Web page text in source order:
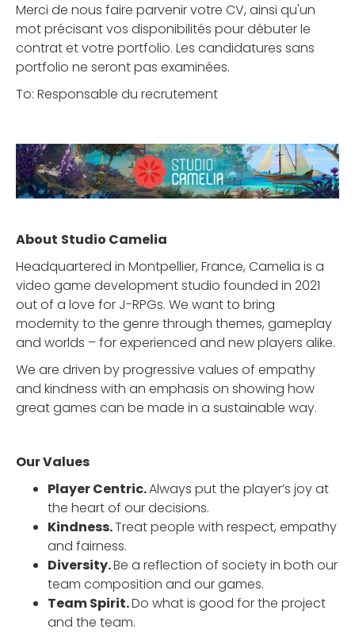
Merci de nous faire parvenir votre CV, ainsi qu'un
mot précisant vos disponibilités pour débuter le
contrat et votre portfolio. Les candidatures sans
portfolio ne seront pas examinées.
To: Responsable du recrutement
About Studio Camelia
Headquartered in Montpellier, France, Camelia is a
video game development studio founded in 2021
out of a love for J-RPGs. We want to bring
modernity to the genre through themes, gameplay
and worlds – for experienced and new players alike.
We are driven by progressive values of empathy
and kindness with an emphasis on showing how
great games can be made in a sustainable way.
Our Values
Player Centric.Always put the player’s joy at
the heart of our decisions.
Kindness.Treat people with respect, empathy
and fairness.
Diversity.Be a reflection of society in both our
team composition and our games.
Team Spirit.Do what is good for the project
and the team.